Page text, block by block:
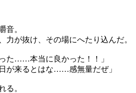
音。
が抜け、その場にへたり込んだ。
た……本当に良かった！！」
が来るとはな……感無量だぜ」
る。